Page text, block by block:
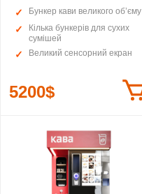
Бункер кави великого об’єму
Кілька бункерів для сухих
сумішей
Великий сенсорний екран
5200$